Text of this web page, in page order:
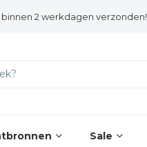
Sale
2 werkdagen verzonden!